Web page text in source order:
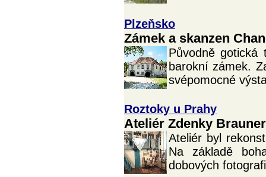
Plzeňsko
Zámek a skanzen
Původně gotická
barokní zámek.
svépomocné
Roztoky u Prahy
Ateliér Zdenky
Ateliér byl
Na základě
dobových